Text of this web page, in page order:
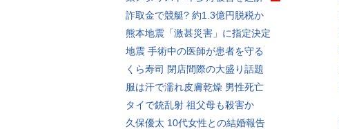
詐取金で競艇? 約1.3億円脱税か
熊本地震「激甚災害」に指定決定
地震 手術中の医師が患者を守る
くら寿司 閉店間際の大盛り話題
服は汗で濡れ皮膚乾燥 男性死亡
タイで銃乱射 祖父母も殺害か
久保優太 10代女性との結婚報告